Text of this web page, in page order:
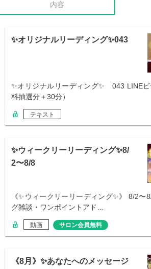
内容
✨オリジナルリーディング✨043
✨オリジナルリーディング✨ 043 LINE
料抽選分＋30分）
テキスト
✨ウィークリーリーディング✨8/
2〜8/8
《✨ウィークリーリーディング✨》 8/2〜
グ雑談・ワンポイントアド…
動画 サロン会員無料
《8月》✨あなたへのメッセージ